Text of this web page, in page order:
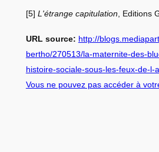
[5] L'étrange capitulation, Editions
URL source: http://
bertho/270513/la-maternite-des-
histoire-sociale-sous-les-feux-de-l-
Vous ne pouvez pas accéder à